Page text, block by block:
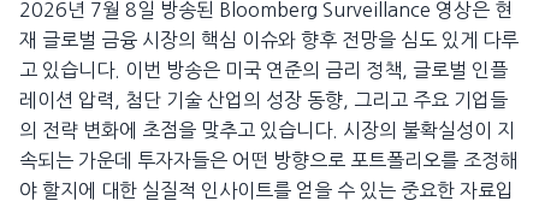
2026년 7월 8일 방송된 Bloomberg Surveillance 영상은 현
재 글로벌 금융 시장의 핵심 이슈와 향후 전망을 심도 있게 다루
고 있습니다. 이번 방송은 미국 연준의 금리 정책, 글로벌 인플
레이션 압력, 첨단 기술 산업의 성장 동향, 그리고 주요 기업들
의 전략 변화에 초점을 맞추고 있습니다. 시장의 불확실성이 지
속되는 가운데 투자자들은 어떤 방향으로 포트폴리오를 조정해
야 할지에 대한 실질적 인사이트를 얻을 수 있는 중요한 자료입